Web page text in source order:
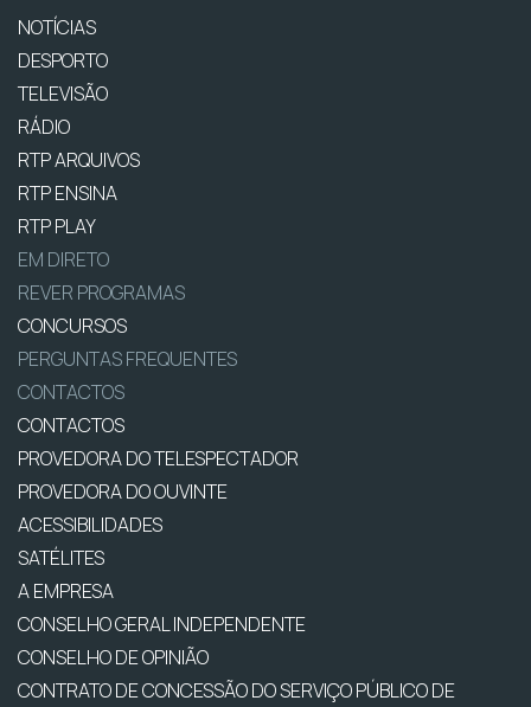
NOTÍCIAS
DESPORTO
TELEVISÃO
RÁDIO
RTP ARQUIVOS
RTP ENSINA
RTP PLAY
EM DIRETO
REVER PROGRAMAS
CONCURSOS
PERGUNTAS FREQUENTES
CONTACTOS
CONTACTOS
PROVEDORA DO TELESPECTADOR
PROVEDORA DO OUVINTE
ACESSIBILIDADES
SATÉLITES
A EMPRESA
CONSELHO GERAL INDEPENDENTE
CONSELHO DE OPINIÃO
CONTRATO DE CONCESSÃO DO SERVIÇO PÚBLICO DE